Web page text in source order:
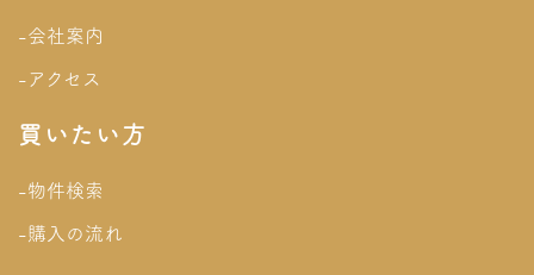
-会社案内
-アクセス
買いたい方
-物件検索
-購入の流れ